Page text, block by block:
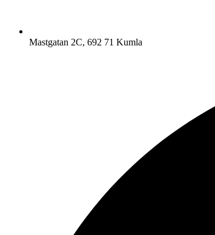
Mastgatan 2C, 692 71 Kumla